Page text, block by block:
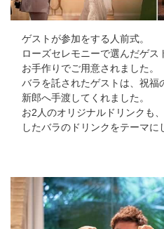
ゲストが参加をする人前式。
ローズセレモニーで選んだゲス
お手作りでご用意されました。
バラを託されたゲストは、祝福
新郎へ手渡してくれました。
お2人のオリジナルドリンクも
したバラのドリンクをテーマに